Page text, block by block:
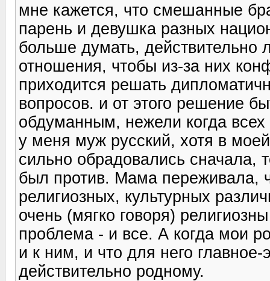
мне кажется, что смешанные
парень и девушка разных
больше думать, действительно
отношения, чтобы из-за них
приходится решать
вопросов. и от этого решение
обдуманным, нежели когда всех
у меня муж русский, хотя в
сильно обрадовались сначала,
был против. Мама переживала,
религиозных, культурных
очень (мягко говоря)
проблема - и все. А когда мои
и к ним, и что для него
действительно родному.